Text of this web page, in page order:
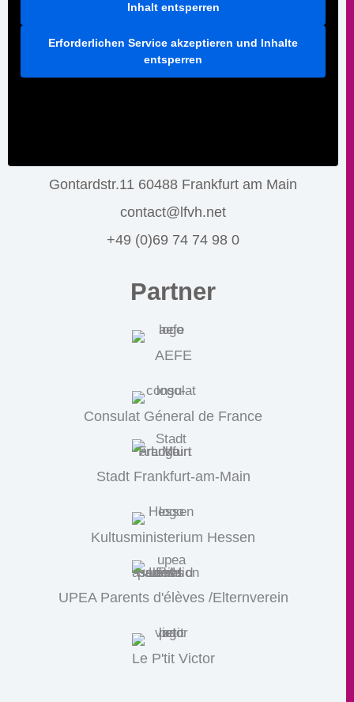
Inhalt entsperren
Erforderlichen Service akzeptieren und Inhalte
entsperren
Gontardstr.11 60488 Frankfurt am Main
contact@lfvh.net
+49 (0)69 74 74 98 0
Partner
AEFE
Consulat Géneral de France
Stadt Frankfurt-am-Main
Kultusministerium Hessen
UPEA Parents d'élèves /Elternverein
Le P'tit Victor